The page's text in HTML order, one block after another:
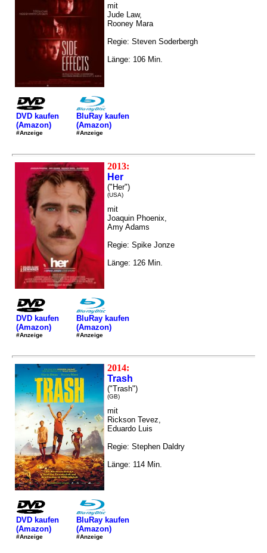
mit
Jude Law,
Rooney Mara
Regie: Steven Soderbergh
Länge: 106 Min.
DVD kaufen
(Amazon)
#Anzeige
BluRay kaufen
(Amazon)
#Anzeige
2013:
Her
("Her")
(USA)
mit
Joaquin Phoenix,
Amy Adams
Regie: Spike Jonze
Länge: 126 Min.
DVD kaufen
(Amazon)
#Anzeige
BluRay kaufen
(Amazon)
#Anzeige
2014:
Trash
("Trash")
(GB)
mit
Rickson Tevez,
Eduardo Luis
Regie: Stephen Daldry
Länge: 114 Min.
DVD kaufen
(Amazon)
#Anzeige
BluRay kaufen
(Amazon)
#Anzeige